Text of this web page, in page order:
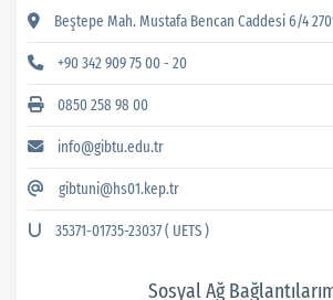
Beştepe Mah. Mustafa Bencan Caddesi 6/4
+90 342 909 75 00 - 20
0850 258 98 00
info@gibtu.edu.tr
gibtuni@hs01.kep.tr
35371-01735-23037 ( UETS )
Sosyal Ağ